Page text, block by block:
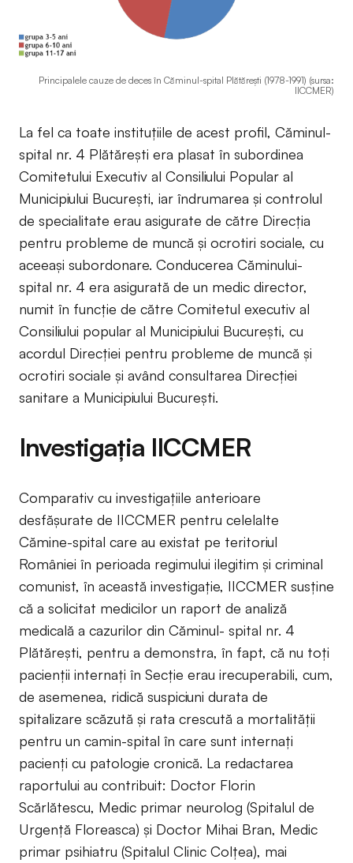
Principalele cauze de deces în Căminul-spital Plătăreşti (1978-1991) (sursa:
IICCMER)
La fel ca toate instituţiile de acest profil, Căminul-
spital nr. 4 Plătăreşti era plasat în subordinea
Comitetului Executiv al Consiliului Popular al
Municipiului București, iar îndrumarea și controlul
de specialitate erau asigurate de către Direcția
pentru probleme de muncă și ocrotiri sociale, cu
aceeaşi subordonare. Conducerea Căminului-
spital nr. 4 era asigurată de un medic director,
numit în funcție de către Comitetul executiv al
Consiliului popular al Municipiului Bucureşti, cu
acordul Direcției pentru probleme de muncă și
ocrotiri sociale și având consultarea Direcției
sanitare a Municipiului Bucureşti.
Investigația IICCMER
Comparativ cu investigațiile anterioare
desfășurate de IICCMER pentru celelalte
Cămine-spital care au existat pe teritoriul
României în perioada regimului ilegitim și criminal
comunist, în această investigație, IICCMER susține
că a solicitat medicilor un raport de analiză
medicală a cazurilor din Căminul- spital nr. 4
Plătărești, pentru a demonstra, în fapt, că nu toți
pacienții internați în Secție erau irecuperabili, cum,
de asemenea, ridică suspiciuni durata de
spitalizare scăzută și rata crescută a mortalității
pentru un camin-spital în care sunt internați
pacienți cu patologie cronică. La redactarea
raportului au contribuit: Doctor Florin
Scărlătescu, Medic primar neurolog (Spitalul de
Urgență Floreasca) și Doctor Mihai Bran, Medic
primar psihiatru (Spitalul Clinic Colțea), mai